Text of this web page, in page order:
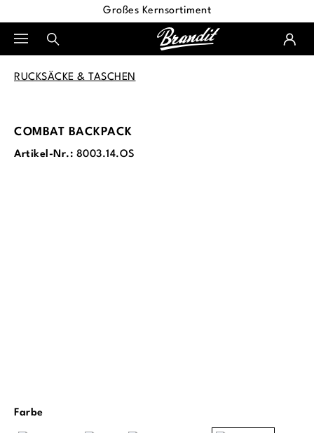
Großes Kernsortiment
RUCKSÄCKE & TASCHEN
COMBAT BACKPACK
Artikel-Nr.: 8003.14.OS
Farbeauswählen